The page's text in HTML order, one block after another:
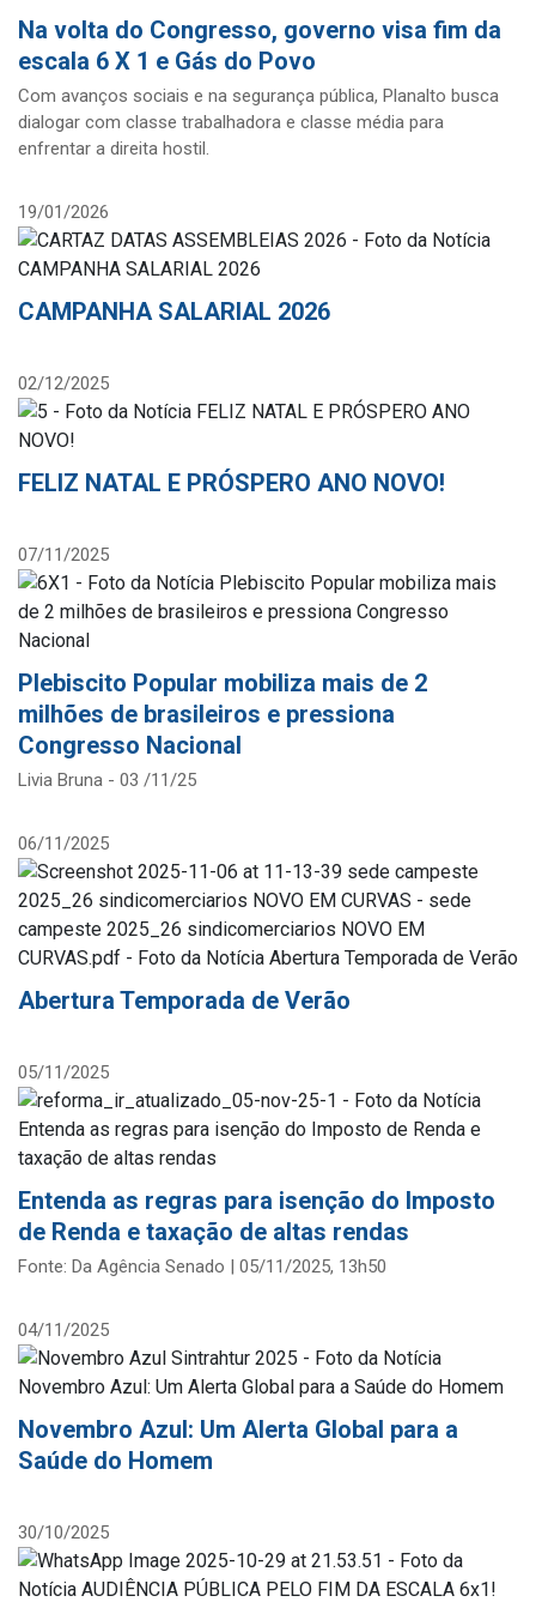
Na volta do Congresso, governo visa fim da
escala 6 X 1 e Gás do Povo
Com avanços sociais e na segurança pública, Planalto busca
dialogar com classe trabalhadora e classe média para
enfrentar a direita hostil.
19/01/2026
CAMPANHA SALARIAL 2026
02/12/2025
FELIZ NATAL E PRÓSPERO ANO NOVO!
07/11/2025
Plebiscito Popular mobiliza mais de 2
milhões de brasileiros e pressiona
Congresso Nacional
Livia Bruna - 03 /11/25
06/11/2025
Abertura Temporada de Verão
05/11/2025
Entenda as regras para isenção do Imposto
de Renda e taxação de altas rendas
Fonte: Da Agência Senado | 05/11/2025, 13h50
04/11/2025
Novembro Azul: Um Alerta Global para a
Saúde do Homem
30/10/2025